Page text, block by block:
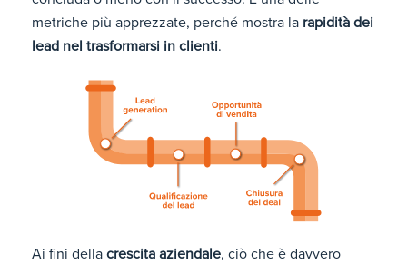
metriche più apprezzate, perché mostra la rapidità dei
lead nel trasformarsi in clienti.
Ai fini della crescita aziendale, ciò che è davvero